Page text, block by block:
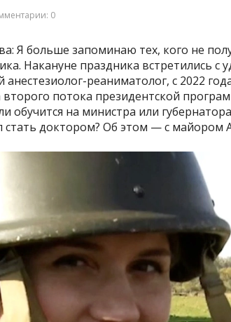
0
Я больше запоминаю тех, кого не
Накануне праздника встретились с
реаниматолог, с 2022
потока президентской
обучится на министра или
доктором? Об этом — с майором